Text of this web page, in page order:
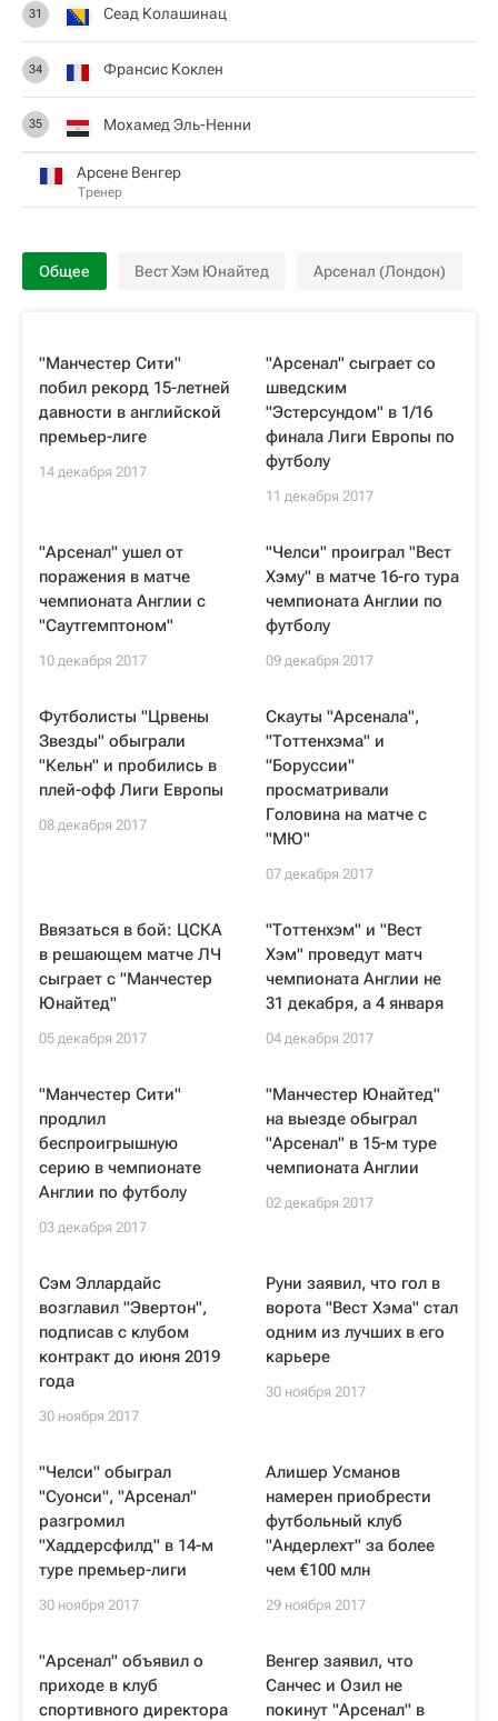
31 Сеад Колашинац
34 Франсис Коклен
35 Мохамед Эль-Ненни
Арсене Венгер
Тренер
Общее Вест Хэм Юнайтед Арсенал (Лондон)
"Манчестер Сити"
побил рекорд 15-летней
давности в английской
премьер-лиге
14 декабря 2017
"Арсенал" сыграет со
шведским
"Эстерсундом" в 1/16
финала Лиги Европы по
футболу
11 декабря 2017
"Арсенал" ушел от
поражения в матче
чемпионата Англии с
"Саутгемптоном"
10 декабря 2017
"Челси" проиграл "Вест
Хэму" в матче 16-го тура
чемпионата Англии по
футболу
09 декабря 2017
Футболисты "Црвены
Звезды" обыграли
"Кельн" и пробились в
плей-офф Лиги Европы
08 декабря 2017
Скауты "Арсенала",
"Тоттенхэма" и
"Боруссии"
просматривали
Головина на матче с
"МЮ"
07 декабря 2017
Ввязаться в бой: ЦСКА
в решающем матче ЛЧ
сыграет с "Манчестер
Юнайтед"
05 декабря 2017
"Тоттенхэм" и "Вест
Хэм" проведут матч
чемпионата Англии не
31 декабря, а 4 января
04 декабря 2017
"Манчестер Сити"
продлил
беспроигрышную
серию в чемпионате
Англии по футболу
03 декабря 2017
"Манчестер Юнайтед"
на выезде обыграл
"Арсенал" в 15-м туре
чемпионата Англии
02 декабря 2017
Сэм Эллардайс
возглавил "Эвертон",
подписав с клубом
контракт до июня 2019
года
30 ноября 2017
Руни заявил, что гол в
ворота "Вест Хэма" стал
одним из лучших в его
карьере
30 ноября 2017
"Челси" обыграл
"Суонси", "Арсенал"
разгромил
"Хаддерсфилд" в 14-м
туре премьер-лиги
30 ноября 2017
Алишер Усманов
намерен приобрести
футбольный клуб
"Андерлехт" за более
чем €100 млн
29 ноября 2017
"Арсенал" объявил о
приходе в клуб
спортивного директора
Венгер заявил, что
Санчес и Озил не
покинут "Арсенал" в